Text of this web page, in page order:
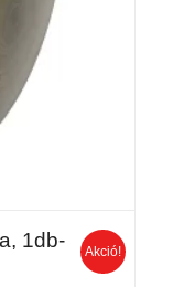
1db-
Akció!